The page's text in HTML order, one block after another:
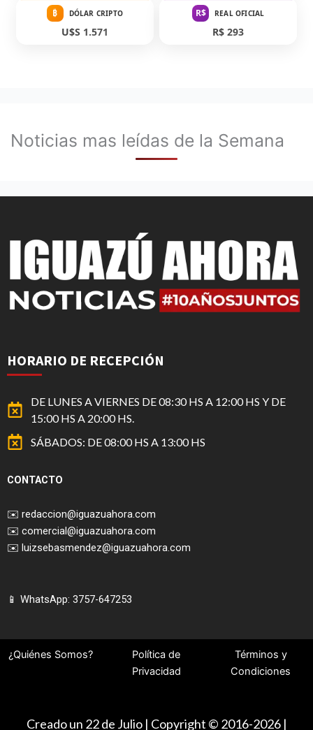
₿ DÓLAR CRIPTO
U$S 1.571
R$ REAL OFICIAL
R$ 293
Noticias mas leídas de la Semana
HORARIO DE RECEPCIÓN
DE LUNES A VIERNES DE 08:30 HS A 12:00 HS Y DE
15:00 HS A 20:00 HS.
SÁBADOS: DE 08:00 HS A 13:00 HS
CONTACTO
✉️ redaccion@iguazuahora.com
✉️ comercial@iguazuahora.com
✉️ luizsebasmendez@iguazuahora.com
📱 WhatsApp: 3757-647253
¿Quiénes Somos?
Política de
Privacidad
Términos y
Condiciones
Creado un 22 de Julio | Copyright © 2016-2026 |